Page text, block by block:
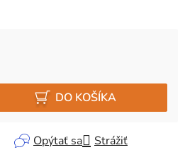
DO KOŠÍKA
Opýtať sa Strážiť